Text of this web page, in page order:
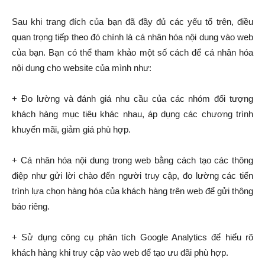
Sau khi trang đích của bạn đã đầy đủ các yếu tố trên, điều
quan trọng tiếp theo đó chính là cá nhân hóa nội dung vào web
của bạn. Bạn có thể tham khảo một số cách để cá nhân hóa
nội dung cho website của mình như:
+ Đo lường và đánh giá nhu cầu của các nhóm đối tượng
khách hàng mục tiêu khác nhau, áp dụng các chương trình
khuyến mãi, giảm giá phù hợp.
+ Cá nhân hóa nội dung trong web bằng cách tạo các thông
điệp như gửi lời chào đến người truy cập, đo lường các tiến
trình lựa chọn hàng hóa của khách hàng trên web để gửi thông
báo riêng.
+ Sử dụng công cụ phân tích Google Analytics để hiểu rõ
khách hàng khi truy cập vào web để tạo ưu đãi phù hợp.